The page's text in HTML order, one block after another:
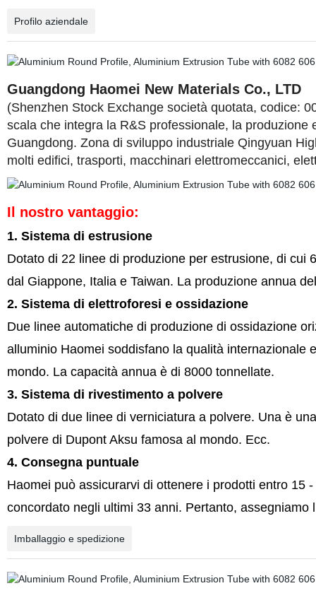
Profilo aziendale
Guangdong Haomei New Materials Co., LTD
(Shenzhen Stock Exchange società quotata, codice:
scala che integra la R&S professionale, la
Guangdong. Zona di sviluppo industriale Qingyuan
molti edifici, trasporti, macchinari elettromeccanici,
Il nostro vantaggio:
1. Sistema di estrusione
Dotato di 22 linee di produzione per estrusione, di
dal Giappone, Italia e Taiwan. La produzione annua
2. Sistema di elettroforesi e ossidazione
Due linee automatiche di produzione di ossidazione
alluminio Haomei soddisfano la qualità internazionale
mondo. La capacità annua è di 8000 tonnellate.
3. Sistema di rivestimento a polvere
Dotato di due linee di verniciatura a polvere. Una è
polvere di Dupont Aksu famosa al mondo. Ecc.
4. Consegna puntuale
Haomei può assicurarvi di ottenere i prodotti entro
concordato negli ultimi 33 anni. Pertanto,
Imballaggio e spedizione